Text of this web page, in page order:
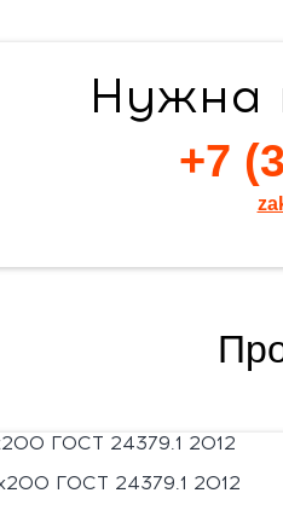
Нужна
+7
ГОСТ 24379.1 2012